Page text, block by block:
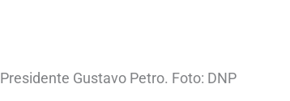
Presidente Gustavo Petro. Foto: DNP